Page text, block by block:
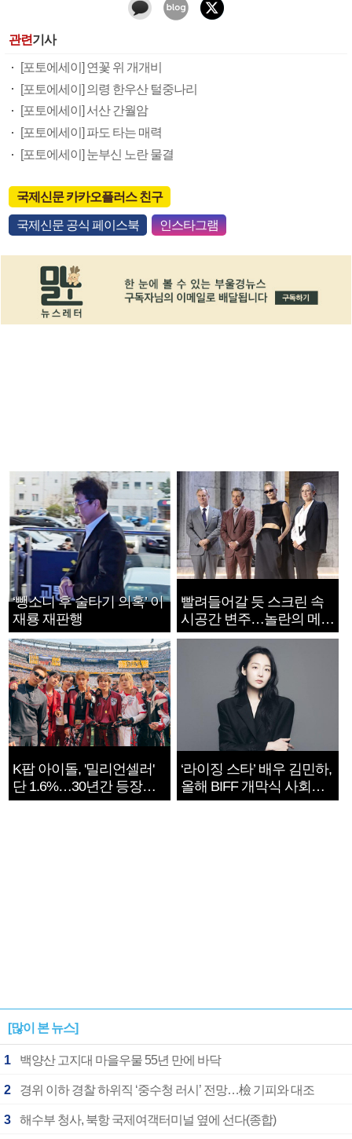
관련기사
[포토에세이] 연꽃 위 개개비
[포토에세이] 의령 한우산 털중나리
[포토에세이] 서산 간월암
[포토에세이] 파도 타는 매력
[포토에세이] 눈부신 노란 물결
국제신문 카카오플러스 친구
국제신문 공식 페이스북 인스타그램
‘뺑소니 후 술타기 의혹’ 이
재룡 재판행
빨려들어갈 듯 스크린 속
시공간 변주…놀란의 메시
지는 ‘전쟁 속죄’
K팝 아이돌, '밀리언셀러'
단 1.6%…30년간 등장
1182개팀 전수조사
‘라이징 스타’ 배우 김민하,
올해 BIFF 개막식 사회자
확정
[많이 본 뉴스]
1 백양산 고지대 마을우물 55년 만에 바닥
2 경위 이하 경찰 하위직 ‘중수청 러시’ 전망…檢 기피와 대조
3 해수부 청사, 북항 국제여객터미널 옆에 선다(종합)